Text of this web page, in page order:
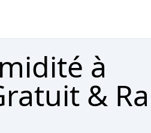
à
&